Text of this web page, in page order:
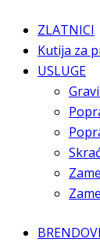
ZLATNICI
Kutija za
USLUGE
BRENDOVI